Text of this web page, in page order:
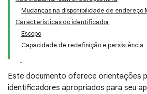
Mudanças na disponibilidade de endereço
Características do identificador
Escopo
Capacidade de redefinição e persistência
Este documento oferece orientações
identificadores apropriados para seu